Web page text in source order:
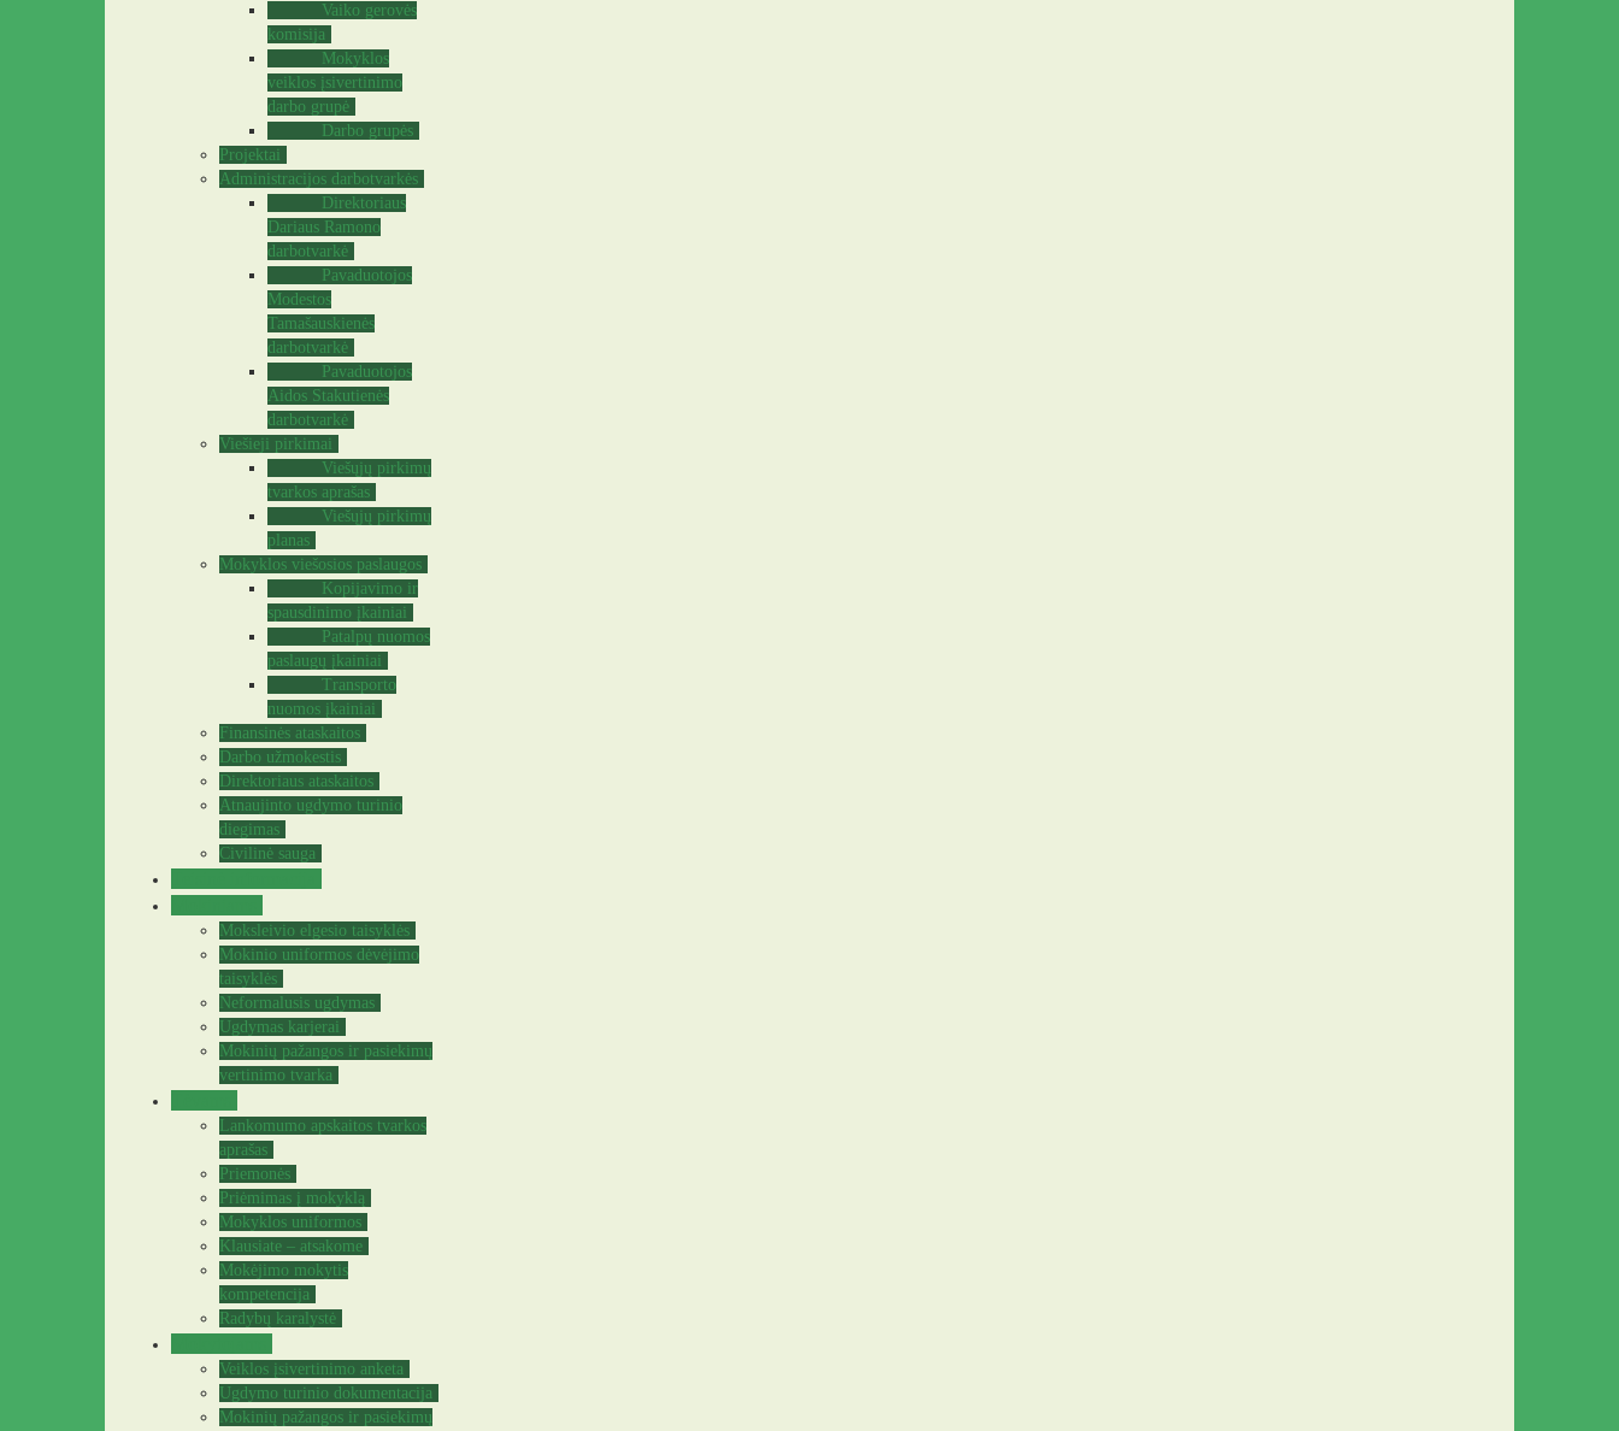
Vaiko gerovės
komisija
Mokyklos
veiklos įsivertinimo
darbo grupė
Darbo grupės
Projektai
Administracijos darbotvarkės
Direktoriaus
Dariaus Ramono
darbotvarkė
Pavaduotojos
Modestos
Tamašauskienės
darbotvarkė
Pavaduotojos
Aidos Stakutienės
darbotvarkė
Viešieji pirkimai
Viešųjų pirkimų
tvarkos aprašas
Viešųjų pirkimų
planas
Mokyklos viešosios paslaugos
Kopijavimo ir
spausdinimo įkainiai
Patalpų nuomos
paslaugų įkainiai
Transporto
nuomos įkainiai
Finansinės ataskaitos
Darbo užmokestis
Direktoriaus ataskaitos
Atnaujinto ugdymo turinio
diegimas
Civilinė sauga
Moksleivio elgesio taisyklės
Mokinio uniformos dėvėjimo
taisyklės
Neformalusis ugdymas
Ugdymas karjerai
Mokinių pažangos ir pasiekimų
vertinimo tvarka
Lankomumo apskaitos tvarkos
aprašas
Priemonės
Priėmimas į mokyklą
Mokyklos uniformos
Klausiate – atsakome
Mokėjimo mokytis
kompetencija
Radybų karalystė
Veiklos įsivertinimo anketa
Ugdymo turinio dokumentacija
Mokinių pažangos ir pasiekimų